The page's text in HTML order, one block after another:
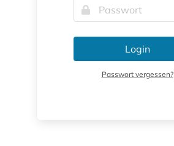
Login
Passwort vergessen?